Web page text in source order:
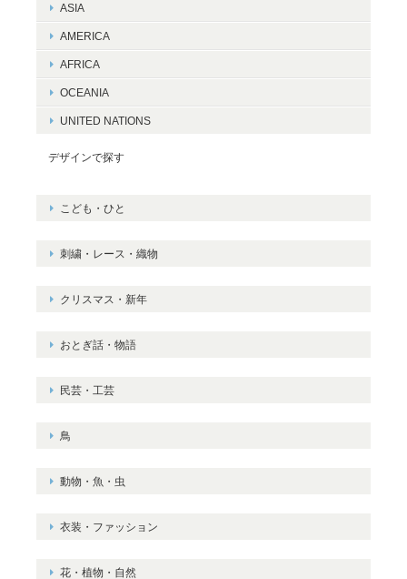
ASIA
AMERICA
AFRICA
OCEANIA
UNITED NATIONS
デザインで探す
こども・ひと
刺繍・レース・織物
クリスマス・新年
おとぎ話・物語
民芸・工芸
鳥
動物・魚・虫
衣装・ファッション
花・植物・自然